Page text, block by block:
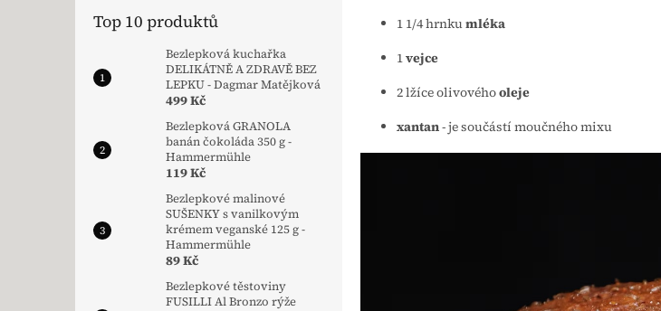
Top 10 produktů
Bezlepková kuchařka
DELIKÁTNĚ A ZDRAVĚ BEZ
LEPKU - Dagmar Matějková
499 Kč
Bezlepková GRANOLA
banán čokoláda 350 g -
Hammermühle
119 Kč
Bezlepkové malinové
SUŠENKY s vanilkovým
krémem veganské 125 g -
Hammermühle
89 Kč
Bezlepkové těstoviny
FUSILLI Al Bronzo rýže
1 1/4 hrnkumléka
1vejce
2 lžíce olivovéhooleje
xantan- je součástí moučného mixu